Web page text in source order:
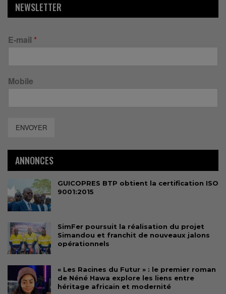
NEWSLETTER
E-mail *
Mobile
ENVOYER
ANNONCES
GUICOPRES BTP obtient la certification ISO
9001:2015
SimFer poursuit la réalisation du projet
Simandou et franchit de nouveaux jalons
opérationnels
« Les Racines du Futur » : le premier roman
de Néné Hawa explore les liens entre
héritage africain et modernité